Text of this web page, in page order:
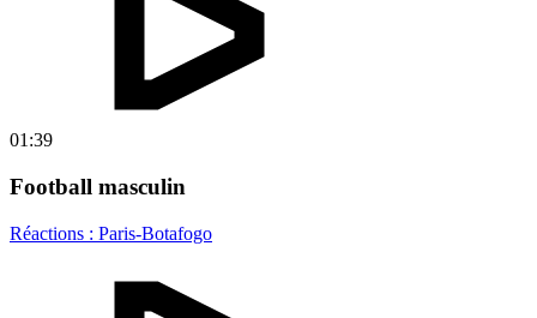
01:39
Football masculin
Réactions : Paris-Botafogo